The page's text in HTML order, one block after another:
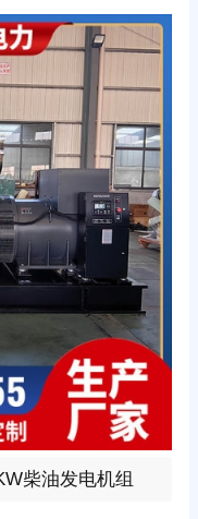
电机，全铜发电机质
器。
号:WD180TAD6
柴油发电机组